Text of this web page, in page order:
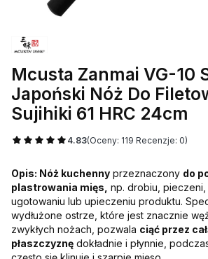
Mcusta Zanmai VG-10
Japoński Nóż Do
Sujihiki 61 HRC 24cm
4.83(Oceny: 119 Recenzje: 0)
Opis: Nóż kuchenny przeznaczony do
plastrowania mięs, np. drobiu, pieczeni,
ugotowaniu lub upieczeniu produktu.
wydłużone ostrze, które jest znacznie
zwykłych nożach, pozwala ciąć przez
płaszczyznę dokładnie i płynnie,